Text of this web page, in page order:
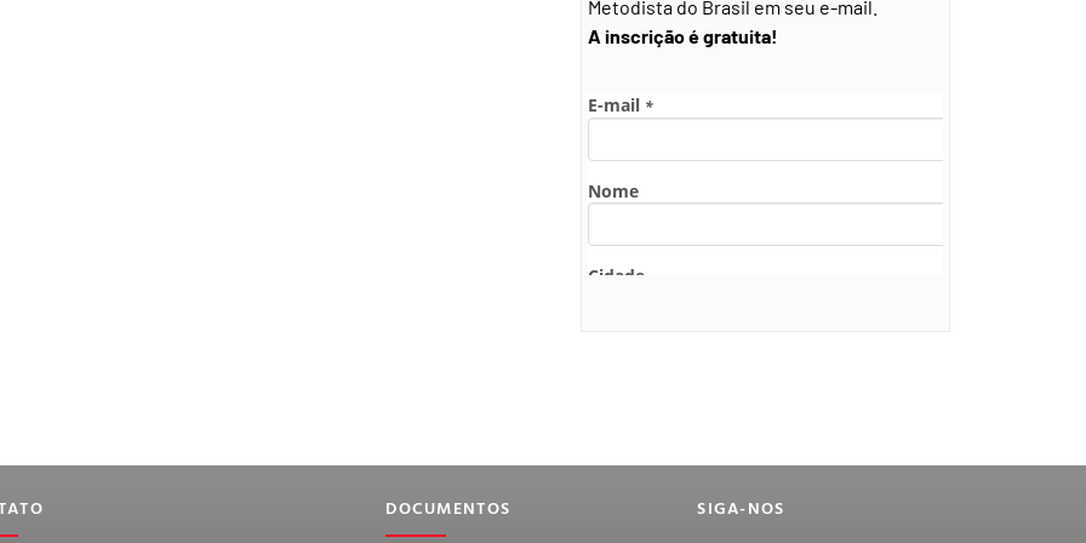
Metodista do Brasil em seu e-mail.
A inscrição é gratuita!
DOCUMENTOS SIGA-NOS